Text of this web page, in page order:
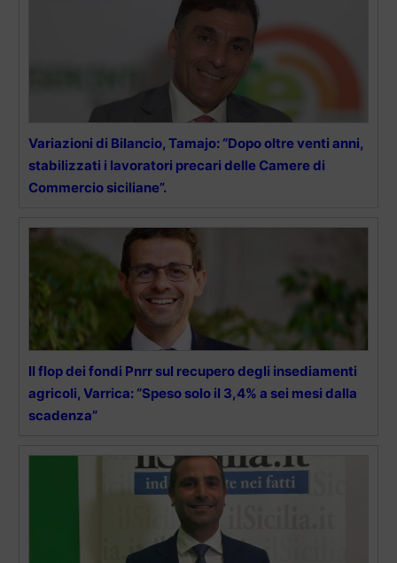
Variazioni di Bilancio, Tamajo: “Dopo oltre venti anni,
stabilizzati i lavoratori precari delle Camere di
Commercio siciliane”.
Il flop dei fondi Pnrr sul recupero degli insediamenti
agricoli, Varrica: “Speso solo il 3,4% a sei mesi dalla
scadenza”